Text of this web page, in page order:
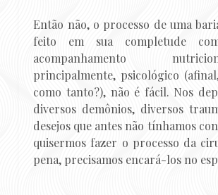
Então não, o processo de uma
feito em sua completude
acompanhamento
principalmente, psicológico
como tanto?), não é fácil. Nos
diversos demônios, diversos
desejos que antes não tínhamos
quisermos fazer o processo da
pena, precisamos encará-los no